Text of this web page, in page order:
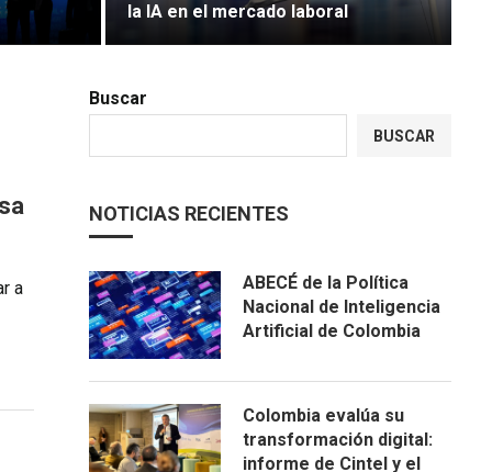
la IA en el mercado laboral
a
Buscar
BUSCAR
NOTICIAS RECIENTES
ABECÉ de la Política
Nacional de Inteligencia
Artificial de Colombia
Colombia evalúa su
transformación digital:
informe de Cintel y el